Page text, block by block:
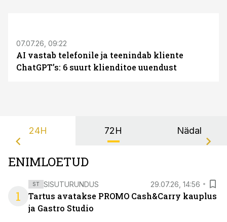
07.07.26, 09:22
AI vastab telefonile ja teenindab kliente
ChatGPT’s: 6 suurt klienditoe uuendust
24H 72H Nädal
ENIMLOETUD
1
ST SISUTURUNDUS 29.07.26, 14:56
Tartus avatakse PROMO Cash&Carry kauplus
ja Gastro Studio